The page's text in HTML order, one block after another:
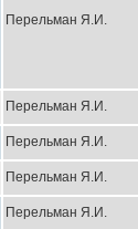
Перельман Я.И.
Перельман Я.И.
Перельман Я.И.
Перельман Я.И.
Перельман Я.И.